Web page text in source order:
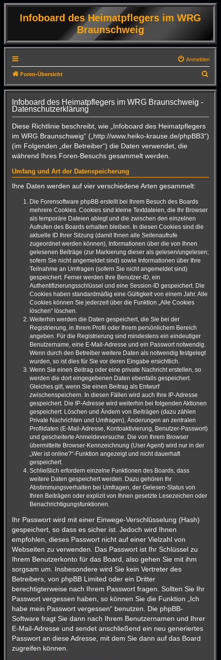
Infoboard des Heimatpflegers im WRG
Braunschweig
Anmelden
Foren-Übersicht
u
Infoboard des Heimatpflegers im WRG Braunschweig -
Datenschutzerklärung
Diese Richtlinie beschreibt, wie „Infoboard des Heimatpflegers
im WRG Braunschweig“ („http://www.heiko-krause.de/phpBB3“)
(im Folgenden „der Betreiber“) die Daten verwendet, die
während Ihres Foren-Besuchs gesammelt werden.
Umfang und Art der Datenspeicherung
Ihre Daten werden auf vier verschiedene Arten gesammelt:
Die Forensoftware phpBB erstellt bei Ihrem Besuch des Boards
mehrere Cookies. Cookies sind kleine Textdateien, die Ihr Browser
als temporäre Dateien ablegt und die zwischen den einzelnen
Aufrufen des Boards erhalten bleiben. In diesen Cookies sind die
aktuelle ID Ihrer Sitzung (damit Ihnen alle Seitenaufrufe
zugeordnet werden können), Informationen über die von Ihnen
gelesenen Beiträge (zur Markierung dieser als gelesen/ungelesen;
sofern Sie nicht angemeldet sind) sowie Informationen über Ihre
Teilnahme an Umfragen (sofern Sie nicht angemeldet sind)
gespeichert. Ferner werden Ihre Benutzer-ID, ein
Authentifizierungsschlüssel und eine Session-ID gespeichert. Die
Cookies haben standardmäßig eine Gültigkeit von einem Jahr. Alle
Cookies können Sie jederzeit über die Funktion „Alle Cookies
löschen“ löschen.
Weiterhin werden die Daten gespeichert, die Sie bei der
Registrierung, in Ihrem Profil oder Ihrem persönlichem Bereich
angeben. Für die Registrierung sind mindestens ein eindeutiger
Benutzername, eine E-Mail-Adresse und ein Passwort notwendig.
Wenn durch den Betreiber weitere Daten als notwendig festgelegt
wurden, so ist dies für Sie vor deren Eingabe ersichtlich.
Wenn Sie einen Beitrag oder eine private Nachricht erstellen, so
werden die dort eingegebenen Daten ebenfalls gespeichert.
Gleiches gilt, wenn Sie einen Beitrag als Entwurf
zwischenspeichern. In diesen Fällen wird auch Ihre IP-Adresse
gespeichert. Die IP-Adresse wird weiterhin bei folgenden Aktionen
gespeichert: Löschen und Ändern von Beiträgen (dazu zählen
Private Nachrichten und Umfragen), Änderungen an zentralen
Profildaten (E-Mail-Adresse, Kontoaktivierung, Benutzer-Passwort)
und gescheiterte Anmeldeversuche. Die von Ihrem Browser
übermittelte Browser-Kennzeichnung (User Agent) wird nur in der
„Wer ist online?“-Funktion angezeigt und nicht dauerhaft
gespeichert.
Schließlich erfordern einzelne Funktionen des Boards, dass
weitere Daten gespeichert werden. Dazu gehören Ihr
Abstimmungsverhalten bei Umfragen, der Gelesen-Status von
Ihren Beiträgen oder explizit von Ihnen gesetzte Lesezeichen oder
Benachrichtigungsfunktionen.
Ihr Passwort wird mit einer Einwege-Verschlüsselung (Hash)
gespeichert, so dass es sicher ist. Jedoch wird Ihnen
empfohlen, dieses Passwort nicht auf einer Vielzahl von
Webseiten zu verwenden. Das Passwort ist Ihr Schlüssel zu
Ihrem Benutzerkonto für das Board, also gehen Sie mit ihm
sorgsam um. Insbesondere wird Sie kein Vertreter des
Betreibers, von phpBB Limited oder ein Dritter
berechtigterweise nach Ihrem Passwort fragen. Sollten Sie Ihr
Passwort vergessen haben, so können Sie die Funktion „Ich
habe mein Passwort vergessen“ benutzen. Die phpBB-
Software fragt Sie dann nach Ihrem Benutzernamen und Ihrer
E-Mail-Adresse und sendet anschließend ein neu generiertes
Passwort an diese Adresse, mit dem Sie dann auf das Board
zugreifen können.